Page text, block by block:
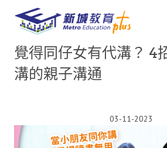
覺得同仔女有代溝？ 4
溝的親子溝通
03-11-2023